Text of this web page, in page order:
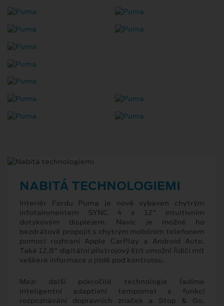
NABITÁ TECHNOLOGIEMI
Interiér Fordu Puma je nově vybaven chytrým
infotainmentem SYNC 4 s 12" intuitivním
dotykovým displejem. Navíc je možné ho
bezdrátově propojit s chytrým mobilním telefonem
pomocí rozhraní Apple CarPlay a Android Auto.
Také 12,8" digitální přístrojový štít umožní řidiči mít
veškeré informace o jízdě pod kontrolou.
Mezi další pokročilé technologie řadíme
inteligentní adaptivní tempomat s funkcí
rozpoznávání dopravních značek a Stop & Go,